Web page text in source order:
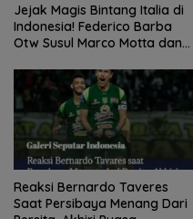
Jejak Magis Bintang Italia di
Indonesia! Federico Barba
Otw Susul Marco Motta dan
Trofi?
Reaksi Bernardo Taveres
Saat Persibaya Menang Dari